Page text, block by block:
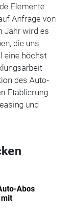
Elemente
Anfrage von
Jahr wird es
die uns
eine höchst
des Auto-
Etablierung
und
Abos
mit